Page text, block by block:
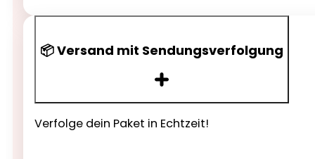
📦 Versand mit Sendungsverfolgung
Verfolge dein Paket in Echtzeit!